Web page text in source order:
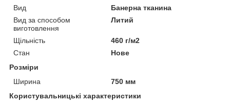
Вид
Банерна тканина
Вид за способом
виготовлення
Литий
Щільність
460 г/м2
Стан
Нове
Розміри
Ширина
750 мм
Користувальницькі характеристики